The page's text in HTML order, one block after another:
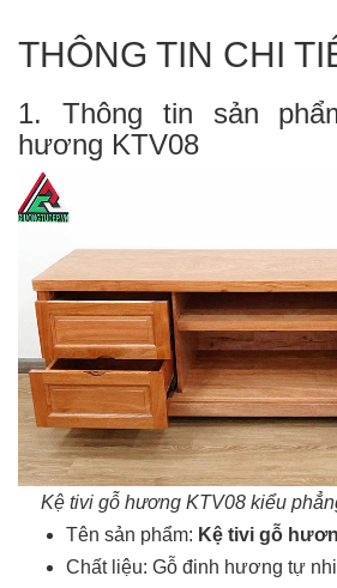
THÔNG TIN CHI
1. Thông tin sản
hương KTV08
Kệ tivi gỗ hương KTV08 kiểu
Tên sản phẩm: Kệ tivi gỗ
Chất liệu: Gỗ đinh hương tự